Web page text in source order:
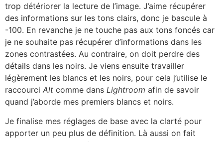
trop détériorer la lecture de l’image. J’aime récupérer
des informations sur les tons clairs, donc je bascule à
-100. En revanche je ne touche pas aux tons foncés car
je ne souhaite pas récupérer d’informations dans les
zones contrastées. Au contraire, on doit perdre des
détails dans les noirs. Je viens ensuite travailler
légèrement les blancs et les noirs, pour cela j’utilise le
raccourci Alt comme dans Lightroom afin de savoir
quand j’aborde mes premiers blancs et noirs.
Je finalise mes réglages de base avec la clarté pour
apporter un peu plus de définition. Là aussi on fait